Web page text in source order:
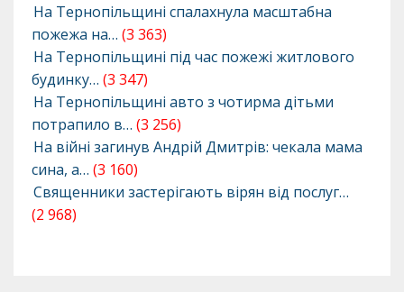
На Тернопільщині спалахнула масштабна
пожежа на… (3 363)
На Тернопільщині під час пожежі житлового
будинку… (3 347)
На Тернопільщині авто з чотирма дітьми
потрапило в… (3 256)
На війні загинув Андрій Дмитрів: чекала мама
сина, а… (3 160)
Священники застерігають вірян від послуг…
(2 968)